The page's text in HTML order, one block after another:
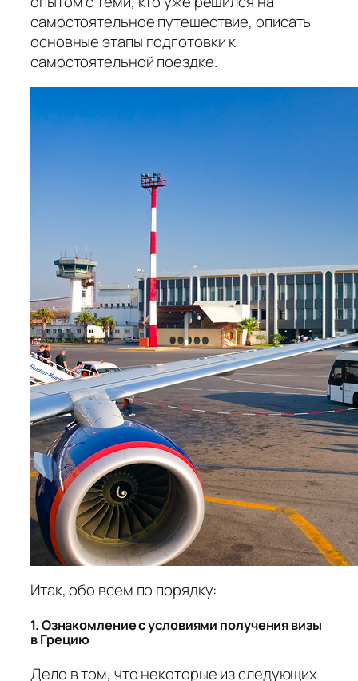
самостоятельное путешествие, описать
основные этапы подготовки к
самостоятельной поездке.
Итак, обо всем по порядку:
1. Ознакомление с условиями получения визы
в Грецию
Дело в том, что некоторые из следующих